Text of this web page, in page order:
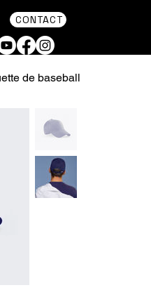
CONTACT
de baseball